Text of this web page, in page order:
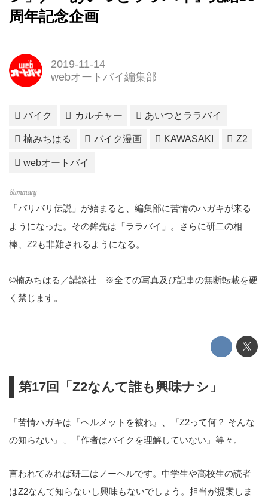
周年記念企画
2019-11-14
webオートバイ編集部
バイク カルチャー あいつとララバイ
楠みちはる バイク漫画 KAWASAKI Z2
webオートバイ
「バリバリ伝説」が始まると、編集部に苦情のハガキが来る
ようになった。その鉾先は「ララバイ」。さらに研二の相
棒、Z2も非難されるようになる。
©楠みちはる／講談社 ※全ての写真及び記事の無断転載を硬
く禁じます。
第17回「Z2なんて誰も興味ナシ」
「苦情ハガキは『ヘルメットを被れ』、『Z2って何？ そんな
の知らない』、『作者はバイクを理解していない』等々。
言われてみれば研二はノーヘルです。中学生や高校生の読者
はZ2なんて知らないし興味もないでしょう。担当が提案しま